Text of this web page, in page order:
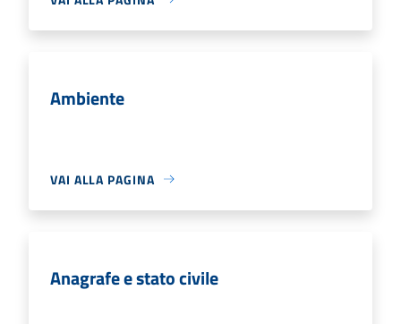
Ambiente
VAI ALLA PAGINA
Anagrafe e stato civile